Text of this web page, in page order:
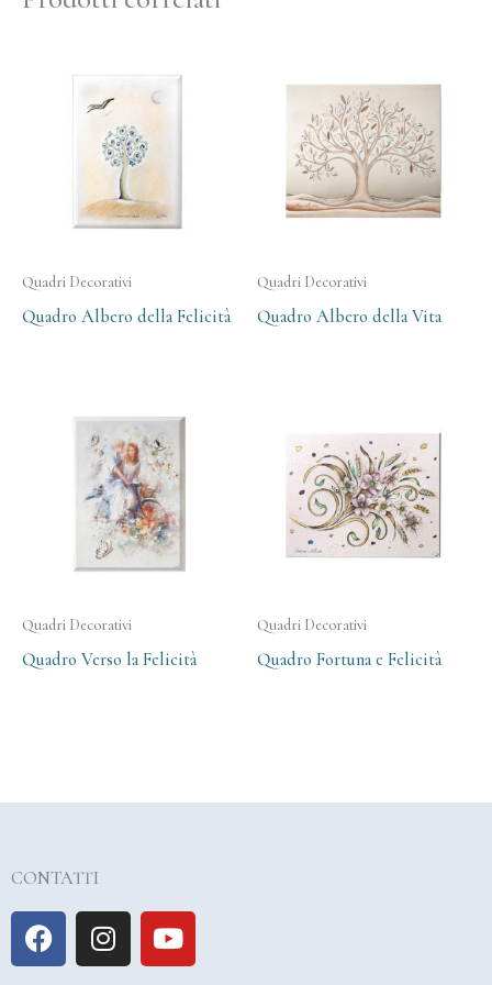
Quadri Decorativi
Quadro Albero della Felicità
Quadri Decorativi
Quadro Albero della Vita
Quadri Decorativi
Quadro Verso la Felicità
Quadri Decorativi
Quadro Fortuna e Felicità
CONTATTI
F
a
I
n
Y
o